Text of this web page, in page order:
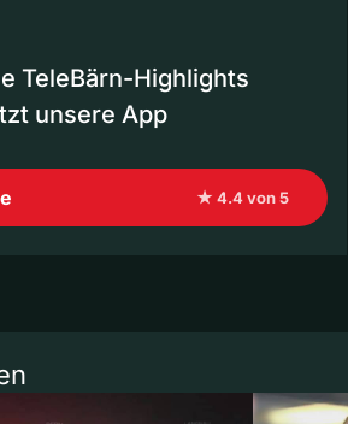
TeleBärn-Highlights
unsere App
★ 4.4 von 5